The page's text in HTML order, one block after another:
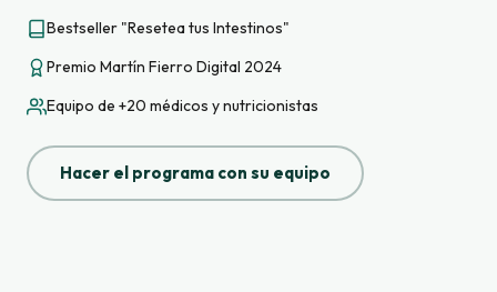
Bestseller "Resetea tus Intestinos"
Premio Martín Fierro Digital 2024
Equipo de +20 médicos y nutricionistas
Hacer el programa con su equipo